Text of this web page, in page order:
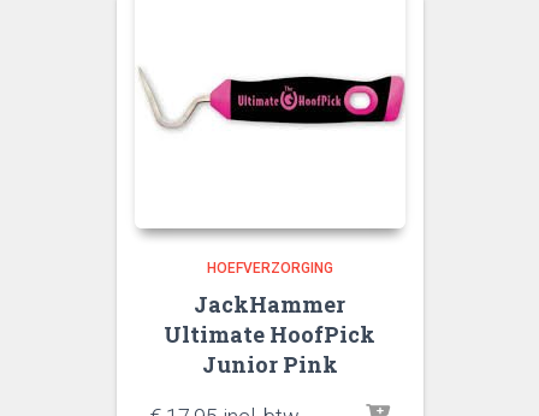
HOEFVERZORGING
JackHammer
Ultimate HoofPick
Junior Pink